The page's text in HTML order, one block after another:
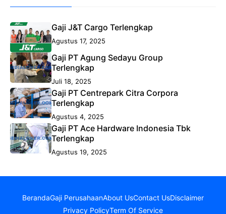
Gaji J&T Cargo Terlengkap
Agustus 17, 2025
Gaji PT Agung Sedayu Group
Terlengkap
Juli 18, 2025
Gaji PT Centrepark Citra Corpora
Terlengkap
Agustus 4, 2025
Gaji PT Ace Hardware Indonesia Tbk
Terlengkap
Agustus 19, 2025
BerandaGaji PerusahaanAbout UsContact UsDisclaimer
Privacy PolicyTerm Of Service